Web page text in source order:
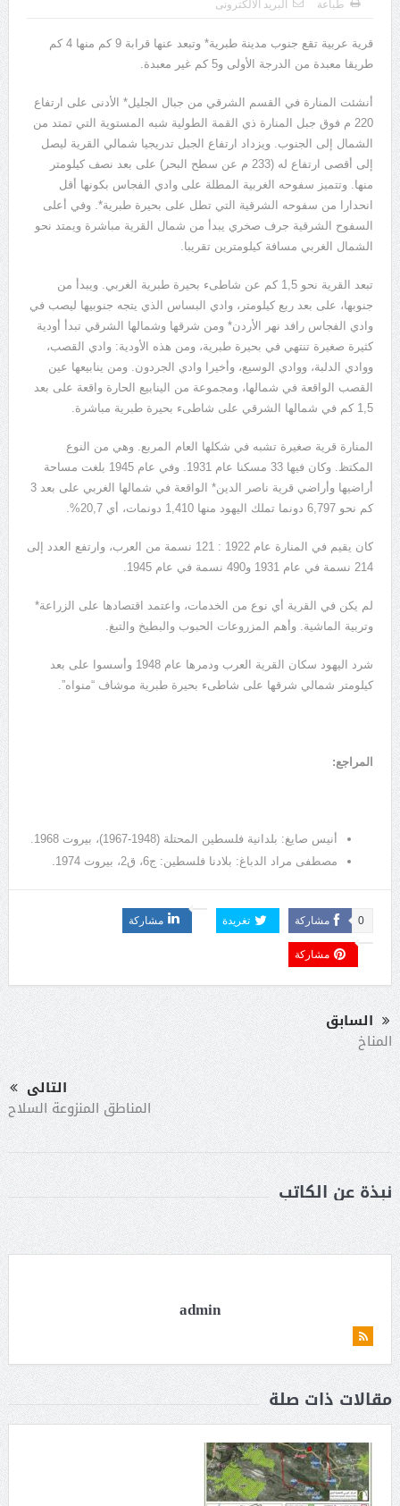
طباعة
البريد الالكترونى
قرية عربية تقع جنوب مدينة طبرية* وتبعد عنها قرابة 9 كم منها 4 كم
طريقا معبدة من الدرجة الأولى و5 كم غير معبدة.
أنشئت المنارة في القسم الشرقي من جبال الجليل* الأدنى على ارتفاع
220 م فوق جبل المنارة ذي القمة الطولية شبه المستوية التي تمتد من
الشمال إلى الجنوب. ويزداد ارتفاع الجبل تدريجيا شمالي القرية ليصل
إلى أقصى ارتفاع له (233 م عن سطح البحر) على بعد نصف كيلومتر
منها. وتتميز سفوحه الغربية المطلة على وادي الفجاس بكونها أقل
انحدارا من سفوحه الشرقية التي تطل على بحيرة طبرية*. وفي أعلى
السفوح الشرقية جرف صخري يبدأ من شمال القرية مباشرة ويمتد نحو
الشمال الغربي مسافة كيلومترين تقريبا.
تبعد القرية نحو 1,5 كم عن شاطىء بحيرة طبرية الغربي. ويبدأ من
جنوبها، على بعد ربع كيلومتر، وادي البساس الذي يتجه جنوبيها ليصب في
وادي الفجاس رافد نهر الأردن* ومن شرقها وشمالها الشرقي تبدأ أودية
كثيرة صغيرة تنتهي في بحيرة طبرية، ومن هذه الأودية: وادي القصب،
ووادي الدلبة، ووادي الوسيع، وأخيرا وادي الجردون. ومن ينابيعها عين
القصب الواقعة في شمالها، ومجموعة من الينابيع الحارة واقعة على بعد
1,5 كم في شمالها الشرقي على شاطىء بحيرة طبرية مباشرة.
المنارة قرية صغيرة تشبه في شكلها العام المربع. وهي من النوع
المكتظ. وكان فيها 33 مسكنا عام 1931. وفي عام 1945 بلغت مساحة
أراضيها وأراضي قرية ناصر الدين* الواقعة في شمالها الغربي على بعد 3
كم نحو 6,797 دونما تملك اليهود منها 1,410 دونمات، أي 20,7%.
كان يقيم في المنارة عام 1922 : 121 نسمة من العرب، وارتفع العدد إلى
214 نسمة في عام 1931 و490 نسمة في عام 1945.
لم يكن في القرية أي نوع من الخدمات، واعتمد اقتصادها على الزراعة*
وتربية الماشية. وأهم المزروعات الحبوب والبطيخ والتبغ.
شرد اليهود سكان القرية العرب ودمرها عام 1948 وأسسوا على بعد
كيلومتر شمالي شرقها على شاطىء بحيرة طبرية موشاف “منواه”.
المراجع:
أنيس صايغ: بلدانية فلسطين المحتلة (1948-1967)، بيروت 1968.
مصطفى مراد الدباغ: بلادنا فلسطين: ج6، ق2، بيروت 1974.
مشاركة 0 تغريدة مشاركة
مشاركة
السابق
المناخ
التالى
المناطق المنزوعة السلاح
نبذة عن الكاتب
admin
مقالات ذات صلة